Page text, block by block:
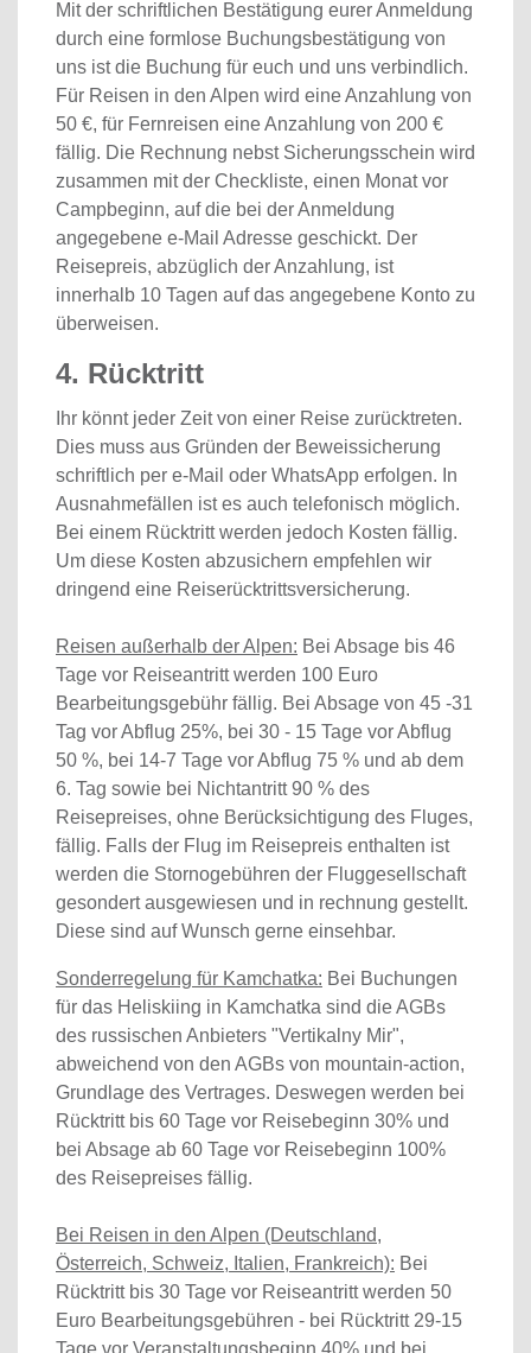
Mit der schriftlichen Bestätigung eurer Anmeldung
durch eine formlose Buchungsbestätigung von
uns ist die Buchung für euch und uns verbindlich.
Für Reisen in den Alpen wird eine Anzahlung von
50 €, für Fernreisen eine Anzahlung von 200 €
fällig. Die Rechnung nebst Sicherungsschein wird
zusammen mit der Checkliste, einen Monat vor
Campbeginn, auf die bei der Anmeldung
angegebene e-Mail Adresse geschickt. Der
Reisepreis, abzüglich der Anzahlung, ist
innerhalb 10 Tagen auf das angegebene Konto zu
überweisen.
4. Rücktritt
Ihr könnt jeder Zeit von einer Reise zurücktreten.
Dies muss aus Gründen der Beweissicherung
schriftlich per e-Mail oder WhatsApp erfolgen. In
Ausnahmefällen ist es auch telefonisch möglich.
Bei einem Rücktritt werden jedoch Kosten fällig.
Um diese Kosten abzusichern empfehlen wir
dringend eine Reiserücktrittsversicherung.
Reisen außerhalb der Alpen: Bei Absage bis 46
Tage vor Reiseantritt werden 100 Euro
Bearbeitungsgebühr fällig. Bei Absage von 45 -31
Tag vor Abflug 25%, bei 30 - 15 Tage vor Abflug
50 %, bei 14-7 Tage vor Abflug 75 % und ab dem
6. Tag sowie bei Nichtantritt 90 % des
Reisepreises, ohne Berücksichtigung des Fluges,
fällig. Falls der Flug im Reisepreis enthalten ist
werden die Stornogebühren der Fluggesellschaft
gesondert ausgewiesen und in rechnung gestellt.
Diese sind auf Wunsch gerne einsehbar.
Sonderregelung für Kamchatka: Bei Buchungen
für das Heliskiing in Kamchatka sind die AGBs
des russischen Anbieters "Vertikalny Mir",
abweichend von den AGBs von mountain-action,
Grundlage des Vertrages. Deswegen werden bei
Rücktritt bis 60 Tage vor Reisebeginn 30% und
bei Absage ab 60 Tage vor Reisebeginn 100%
des Reisepreises fällig.
Bei Reisen in den Alpen (Deutschland,
Österreich, Schweiz, Italien, Frankreich): Bei
Rücktritt bis 30 Tage vor Reiseantritt werden 50
Euro Bearbeitungsgebühren - bei Rücktritt 29-15